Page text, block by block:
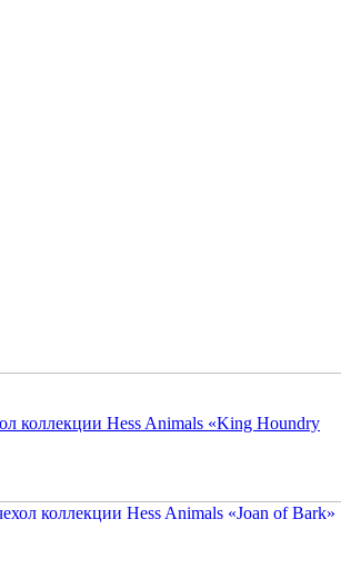
коллекции Hess Animals «King Houndry